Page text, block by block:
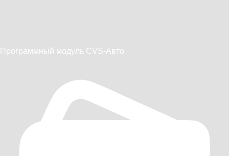
Программный модуль CVS-Авто